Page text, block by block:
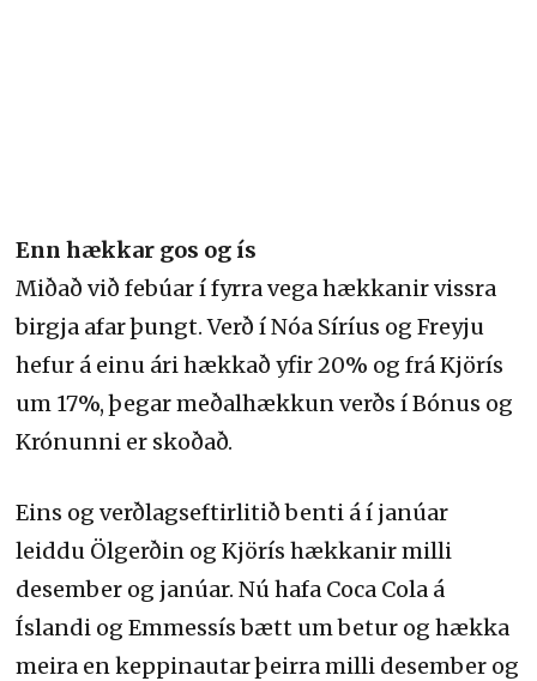
Enn hækkar gos og ís
Miðað við febúar í fyrra vega hækkanir vissra
birgja afar þungt. Verð í Nóa Síríus og Freyju
hefur á einu ári hækkað yfir 20% og frá Kjörís
um 17%, þegar meðalhækkun verðs í Bónus og
Krónunni er skoðað.
Eins og verðlagseftirlitið benti á í janúar
leiddu Ölgerðin og Kjörís hækkanir milli
desember og janúar. Nú hafa Coca Cola á
Íslandi og Emmessís bætt um betur og hækka
meira en keppinautar þeirra milli desember og